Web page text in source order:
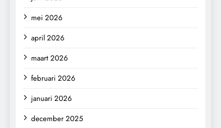
mei 2026
april 2026
maart 2026
februari 2026
januari 2026
december 2025